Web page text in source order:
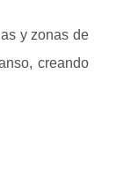
y zonas de
creando